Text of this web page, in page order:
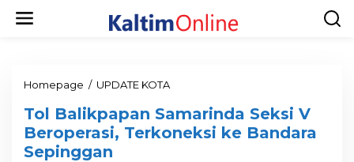
Homepage / UPDATE KOTA
Tol Balikpapan Samarinda Seksi V
Beroperasi, Terkoneksi ke Bandara
Sepinggan